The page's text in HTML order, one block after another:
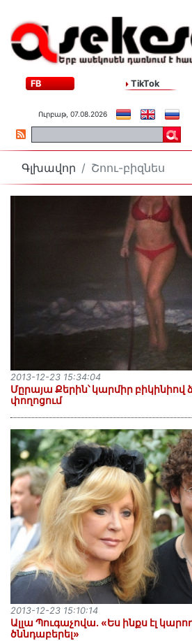
FB TikTok
Ուրբաթ, 07.08.2026
Գլխավոր Շոու-բիզնես
Մըրայա Քերին՝ կարմիր
փողոցում
2013-12-23 15:34:04
Ալլա Պուգաչովա. «Ես ինքս էլ
ծննդաբերել»
2013-12-23 15:10:14